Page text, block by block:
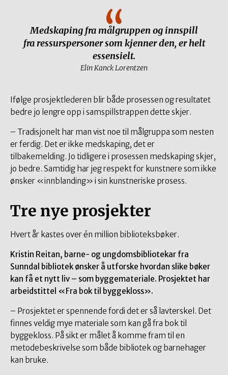
Medskaping fra målgruppen og innspill
fra ressurspersoner som kjenner den, er helt
essensielt.
Elin Kanck Lorentzen
Ifølge prosjektlederen blir både prosessen og resultatet
bedre jo lengre opp i samspillstrappen dette skjer.
– Tradisjonelt har man vist noe til målgruppa som nesten
er ferdig. Det er ikke medskaping, det er
tilbakemelding. Jo tidligere i prosessen medskaping skjer,
jo bedre. Samtidig har jeg respekt for kunstnere som ikke
ønsker «innblanding» i sin kunstneriske prosess.
Tre nye prosjekter
Hvert år kastes over én million biblioteksbøker.
Kristin Reitan, barne- og ungdomsbibliotekar fra
Sunndal bibliotek ønsker å utforske hvordan slike bøker
kan få et nytt liv – som byggemateriale. Prosjektet har
arbeidstittel «Fra bok til byggekloss».
– Prosjektet er spennende fordi det er så lavterskel. Det
finnes veldig mye materiale som kan gå fra bok til
byggekloss. På sikt er målet å komme fram til en
metodebeskrivelse som både bibliotek og barnehager
kan bruke.